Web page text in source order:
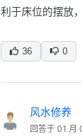
利于床位的摆放
36 0
风水修养
回答于 01 月